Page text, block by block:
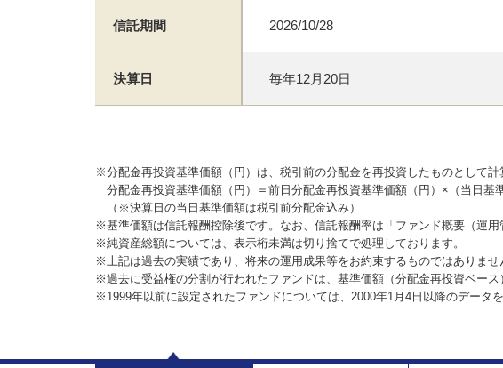
信託期間 2026/10/28
決算日 毎年12月20日
※分配金再投資基準価額（円）は、税引前の分配金を再投資したものとして計
分配金再投資基準価額（円）＝前日分配金再投資基準価額（円）×（当日基
（※決算日の当日基準価額は税引前分配金込み）
※基準価額は信託報酬控除後です。なお、信託報酬率は「ファンド概要（運用
※純資産総額については、表示桁未満は切り捨てで処理しております。
※上記は過去の実績であり、将来の運用成果等をお約束するものではありませ
※過去に受益権の分割が行われたファンドは、基準価額（分配金再投資ベー
※1999年以前に設定されたファンドについては、2000年1月4日以降のデータを